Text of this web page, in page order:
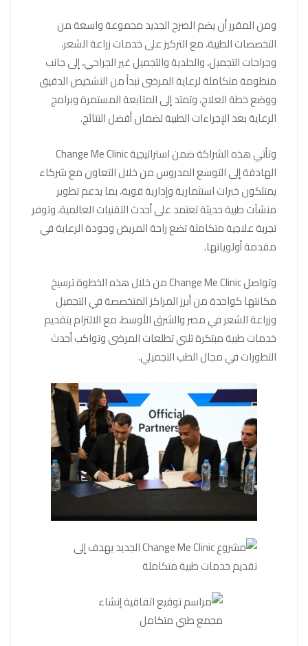
ومن المقرر أن يضم الصرح الجديد مجموعة واسعة من
التخصصات الطبية، مع التركيز على خدمات زراعة الشعر،
وجراحات التجميل، والجلدية والتجميل غير الجراحي، إلى جانب
منظومة متكاملة لرعاية المرضى تبدأ من التشخيص الدقيق
ووضع خطة العلاج، وتمتد إلى المتابعة المستمرة وبرامج
الرعاية بعد الإجراءات الطبية لضمان أفضل النتائج.
وتأتي هذه الشراكة ضمن استراتيجية Change Me Clinic
الهادفة إلى التوسع المدروس من خلال التعاون مع شركاء
يمتلكون خبرات استثمارية وإدارية قوية، بما يدعم تطوير
منشآت طبية حديثة تعتمد على أحدث التقنيات العالمية، وتوفر
تجربة علاجية متكاملة تضع راحة المريض وجودة الرعاية في
مقدمة أولوياتها.
وتواصل Change Me Clinic من خلال هذه الخطوة ترسيخ
مكانتها كواحدة من أبرز المراكز المتخصصة في التجميل
وزراعة الشعر في مصر والشرق الأوسط، مع الالتزام بتقديم
خدمات طبية مبتكرة تلبي تطلعات المرضى وتواكب أحدث
التطورات في مجال الطب التجميلي.